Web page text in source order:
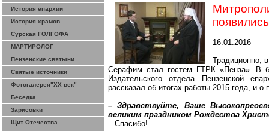
История епархии
История храмов
Сурская ГОЛГОФА
МАРТИРОЛОГ
Пензенские святыни
Святые источники
Фотогалерея"ХХ век"
Беседка
Зарисовки
Щит Отечества
16.01.2016
Традиционно,
Серафим стал гостем ГТРК «Пенза». В
Издательского отдела Пензенской
рассказал об итогах работы 2015 года, и о
– Здравствуйте, Ваше
великим праздником Рождества
– Спасибо!